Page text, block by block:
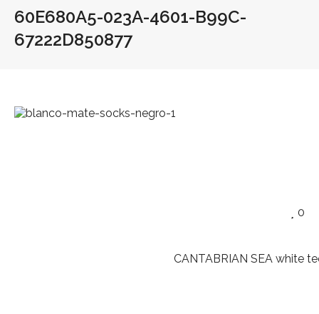
60E680A5-023A-4601-B99C-
67222D850877
0
CANTABRIAN SEA white